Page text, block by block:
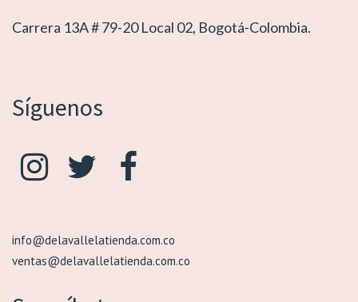
Carrera 13A # 79-20 Local 02, Bogotá-Colombia.
Síguenos
info@delavallelatienda.com.co
ventas@delavallelatienda.com.co